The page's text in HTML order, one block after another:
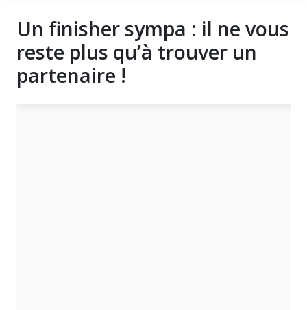
Un finisher sympa : il ne vous
reste plus qu’à trouver un
partenaire !